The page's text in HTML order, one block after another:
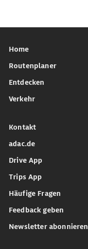
Home
Routenplaner
Entdecken
Verkehr
Kontakt
adac.de
Drive App
Trips App
Häufige Fragen
Feedback geben
Newsletter abonnieren